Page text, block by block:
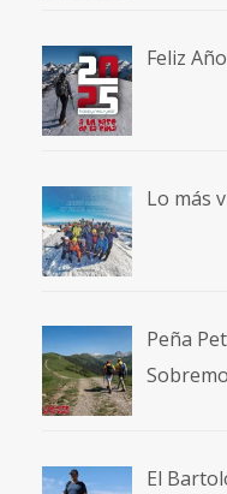
Feliz
Lo más
Peña
El